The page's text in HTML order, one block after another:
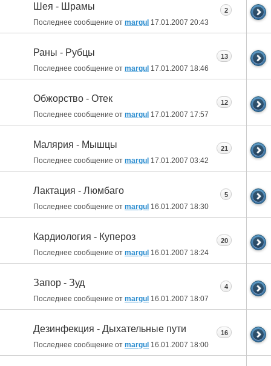
Шея - Шрамы
Последнее сообщение от margul 17.01.2007 20:43
2
Раны - Рубцы
Последнее сообщение от margul 17.01.2007 18:46
13
Обжорство - Отек
Последнее сообщение от margul 17.01.2007 17:57
12
Малярия - Мышцы
Последнее сообщение от margul 17.01.2007 03:42
21
Лактация - Люмбаго
Последнее сообщение от margul 16.01.2007 18:30
5
Кардиология - Купероз
Последнее сообщение от margul 16.01.2007 18:24
20
Запор - Зуд
Последнее сообщение от margul 16.01.2007 18:07
4
Дезинфекция - Дыхательные пути
Последнее сообщение от margul 16.01.2007 18:00
16